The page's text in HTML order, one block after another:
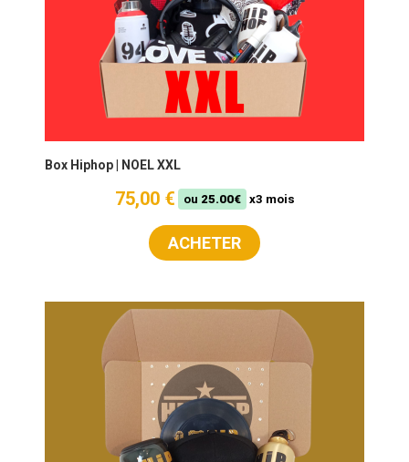
Box Hiphop | NOEL XXL
75,00 € ou 25.00€ x3 mois
ACHETER